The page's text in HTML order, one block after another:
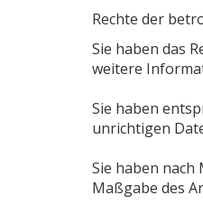
Rechte der
Sie haben das
weitere
Sie haben
unrichtigen
Sie haben nach
Maßgabe des